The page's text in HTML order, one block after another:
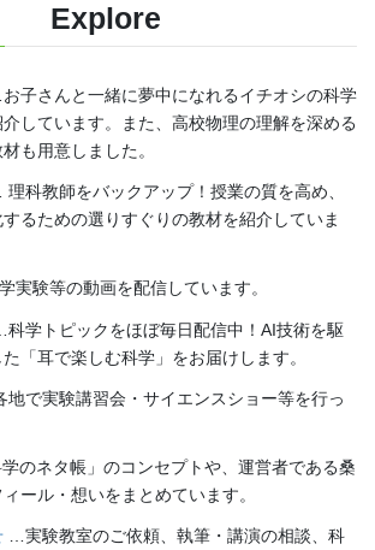
Explore
お子さんと一緒に夢中になれるイチオシの科学
しています。また、高校物理の理解を深める
も用意しました。
理科教師をバックアップ！授業の質を高め、
るための選りすぐりの教材を紹介していま
実験等の動画を配信しています。
科学トピックをほぼ毎日配信中！AI技術を駆
「耳で楽しむ科学」をお届けします。
地で実験講習会・サイエンスショー等を行っ
のネタ帳」のコンセプトや、運営者である桑
ール・想いをまとめています。
…実験教室のご依頼、執筆・講演の相談、科